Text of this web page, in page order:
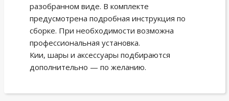
разобранном виде. В комплекте
предусмотрена подробная инструкция по
сборке. При необходимости возможна
профессиональная установка.
Кии, шары и аксессуары подбираются
дополнительно — по желанию.